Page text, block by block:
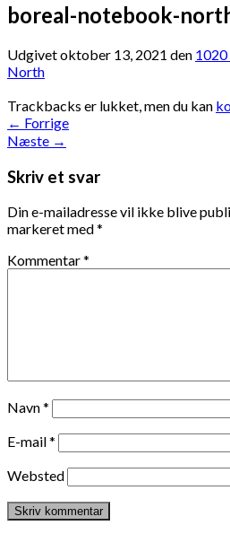
boreal-notebook-
Udgivetoktober 13, 2021 den
North
Trackbacks er lukket, men du kan
← Forrige
Næste →
Skriv et svar
Din e-mailadresse vil ikke blive
markeret med*
Kommentar*
Navn*
E-mail*
Websted